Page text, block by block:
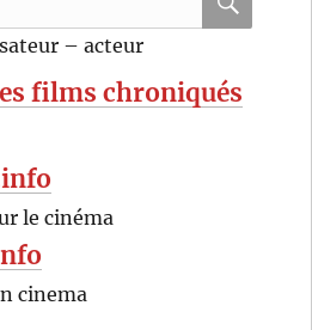
– acteur
films chroniqués
le cinéma
cinema